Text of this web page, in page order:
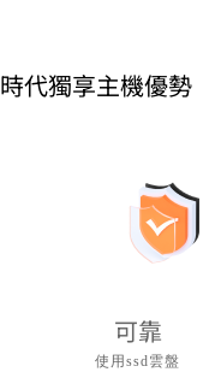
時代獨享主機優勢
可靠
使用ssd雲盤